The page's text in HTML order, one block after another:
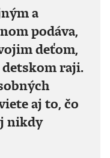
a
podáva,
deťom,
raji.
aj to, čo
nikdy